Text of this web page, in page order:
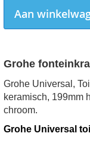
Aan
Grohe
Grohe Universal,
keramisch, 199mm
chroom.
Grohe Universal